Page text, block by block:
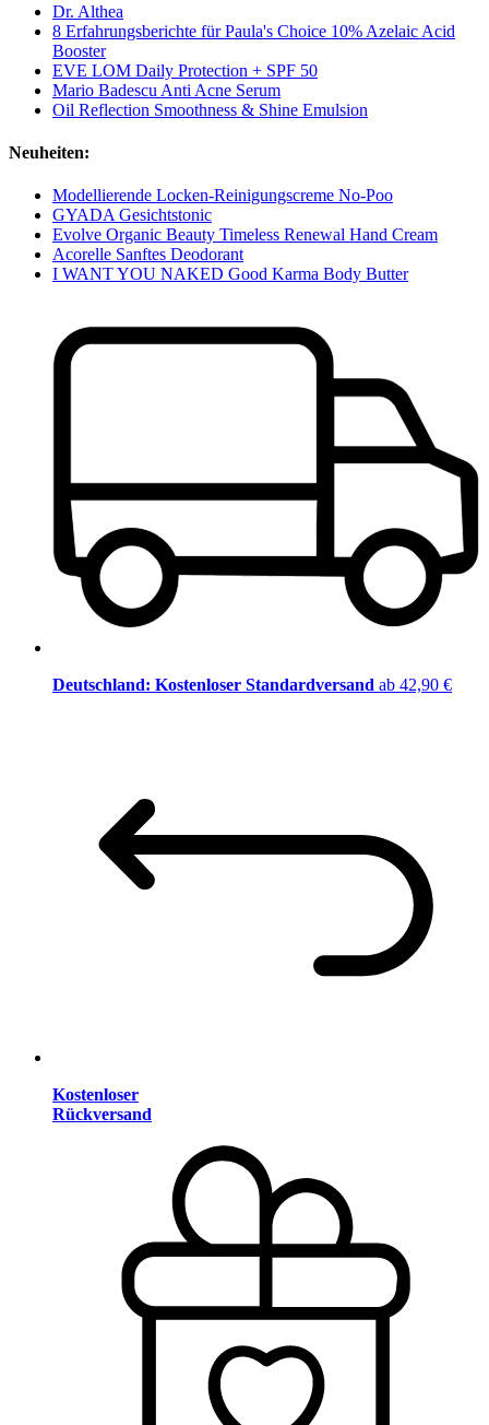
Dr. Althea
8 Erfahrungsberichte für Paula's Choice 10% Azelaic Acid
Booster
EVE LOM Daily Protection + SPF 50
Mario Badescu Anti Acne Serum
Oil Reflection Smoothness & Shine Emulsion
Neuheiten:
Modellierende Locken-Reinigungscreme No-Poo
GYADA Gesichtstonic
Evolve Organic Beauty Timeless Renewal Hand Cream
Acorelle Sanftes Deodorant
I WANT YOU NAKED Good Karma Body Butter
Deutschland: Kostenloser Standardversand ab 42,90 €
Kostenloser
Rückversand